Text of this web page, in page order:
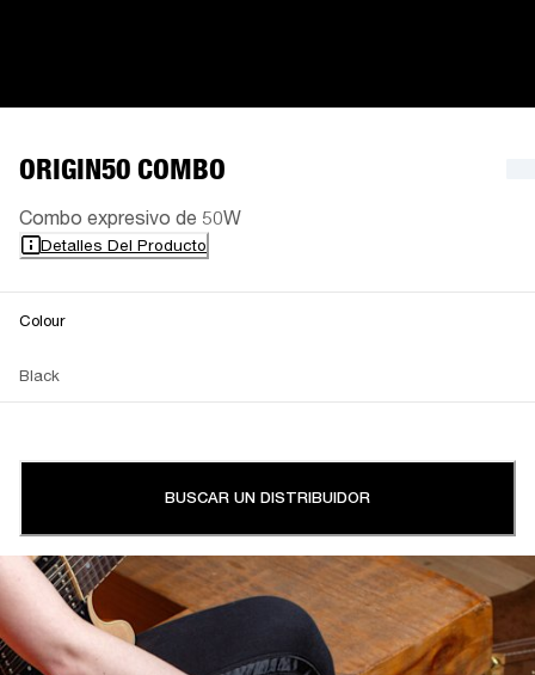
ORIGIN50 COMBO
Combo expresivo de 50W
Detalles Del Producto
Colour
Black
BUSCAR UN DISTRIBUIDOR